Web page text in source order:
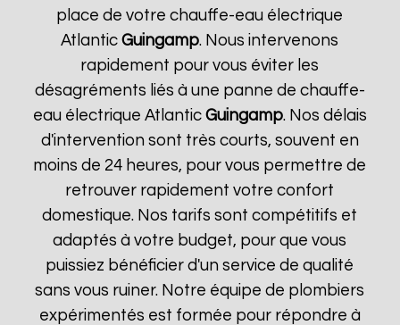
place de votre chauffe-eau électrique
AtlanticGuingamp. Nous intervenons
rapidement pour vous éviter les
désagréments liés à une panne de chauffe-
eau électrique Atlantic Guingamp. Nos délais
d'intervention sont très courts, souvent en
moins de 24 heures, pour vous permettre de
retrouver rapidement votre confort
domestique. Nos tarifs sont compétitifs et
adaptés à votre budget, pour que vous
puissiez bénéficier d'un service de qualité
sans vous ruiner. Notre équipe de plombiers
expérimentés est formée pour répondre à